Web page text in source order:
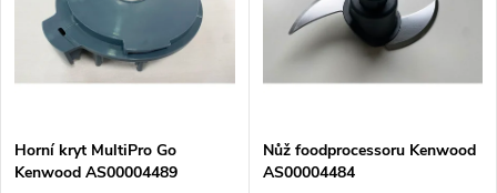
p
i
s
Horní kryt MultiPro Go
Kenwood AS00004489
Nůž foodprocessoru Kenwood
AS00004484